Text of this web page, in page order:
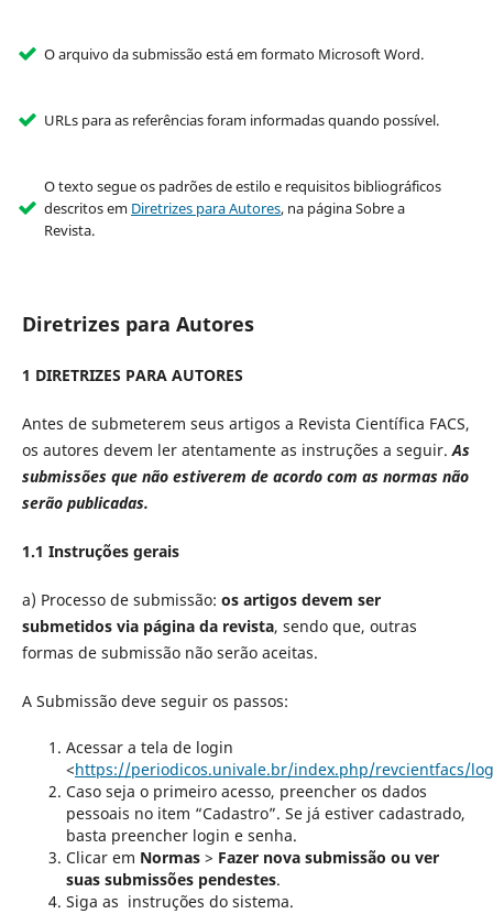
O arquivo da submissão está em formato Microsoft Word.
URLs para as referências foram informadas quando possível.
O texto segue os padrões de estilo e requisitos bibliográficos
descritos em Diretrizes para Autores, na página Sobre a
Revista.
Diretrizes para Autores
1 DIRETRIZES PARA AUTORES
Antes de submeterem seus artigos a Revista Científica FACS,
os autores devem ler atentamente as instruções a seguir.As
submissões que não estiverem de acordo com as normas não
serão publicadas.
1.1 Instruções gerais
a) Processo de submissão: os artigos devem ser
submetidos via página da revista, sendo que, outras
formas de submissão não serão aceitas.
A Submissão deve seguir os passos:
Acessar a tela de login
<https://periodicos.univale.br/index.php/revcientfacs/
Caso seja o primeiro acesso, preencher os dados
pessoais no item “Cadastro”. Se já estiver cadastrado,
basta preencher login e senha.
Clicar em Normas> Fazer nova submissão ou ver
suas submissões pendestes.
Siga as instruções do sistema.